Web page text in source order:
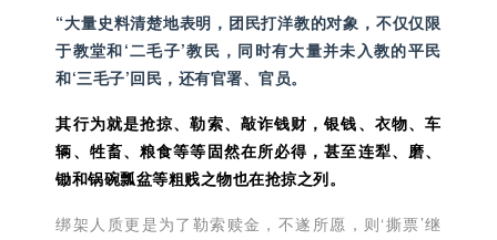
“大量史料清楚地表明，团民打洋教的对象，不仅仅限
于教堂和‘二毛子’教民，同时有大量并未入教的平民
和‘三毛子’回民，还有官署、官员。
其行为就是抢掠、勒索、敲诈钱财，银钱、衣物、车
辆、牲畜、粮食等等固然在所必得，甚至连犁、磨、
锄和锅碗瓢盆等粗贱之物也在抢掠之列。
绑架人质更是为了勒索赎金，不遂所愿，则‘撕票’继